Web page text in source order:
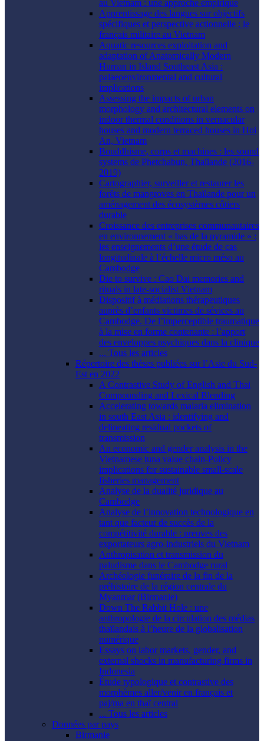
au Vietnam : une approche empirique
Apprentissage des langues sur objectifs
spécifiques et perspective actionnelle : le
français militaire au Vietnam
Aquatic resources exploitation and
adaptation of Anatomically Modern
Human in Island Southeast Asia :
palaeoenvironmental and cultural
implications
Assessing the impacts of urban
morphology and architectural elements on
indoor thermal conditions in vernacular
houses and modern terraced houses in Hoi
An, Vietnam
Bouddhisme, corps et machines : les sound
systems de Phetchabun, Thaïlande (2016-
2019)
Cartographier, surveiller et restaurer les
forêts de mangroves en Thaïlande pour un
aménagement des écosystèmes côtiers
durable
Croissance des entreprises communautaires
en environnement « bas de la pyramide » :
les enseignements d’une étude de cas
longitudinale à l’échelle micro méso au
Cambodge
Die to survive : Cao Dai memories and
rituals in late-socialist Vietnam
Dispositif à médiations thérapeutiques
auprès d’enfants victimes de sévices au
Cambodge. De l’imperceptible traumatique
à la mise en forme contenante : l’apport
des enveloppes psychiques dans la clinique
... Tous les articles
Répertoire des thèses publiées sur l’Asie du Sud-
Est en 2022
A Contrastive Study of English and Thai
Compounding and Lexical Blending
Accelerating towards malaria elimination
in south East Asia : identifying and
delineating residual pockets of
transmission
An economic and gender analysis in the
Vietnamese tuna value chain-Policy
implications for sustainable small-scale
fisheries management
Analyse de la dualité juridique au
Cambodge
Analyse de l’innovation technologique en
tant que facteur de succès de la
compétitivité durable : preuves des
exportateurs agro-industriels du Vietnam
Anthropisation et transmission du
paludisme dans le Cambodge rural
Archéologie funéraire de la fin de la
préhistoire de la région centrale du
Myanmar (Birmanie)
Down The Rabbit Hole : une
anthropologie de la circulation des médias
thaïlandais à l’heure de la globalisation
numérique
Essays on labor markets, gender, and
external shocks in manufacturing firms in
Indonesia
Étude typologique et contrastive des
morphèmes aller/venir en français et
paj/ma en thaï central
... Tous les articles
Données par pays
Birmanie